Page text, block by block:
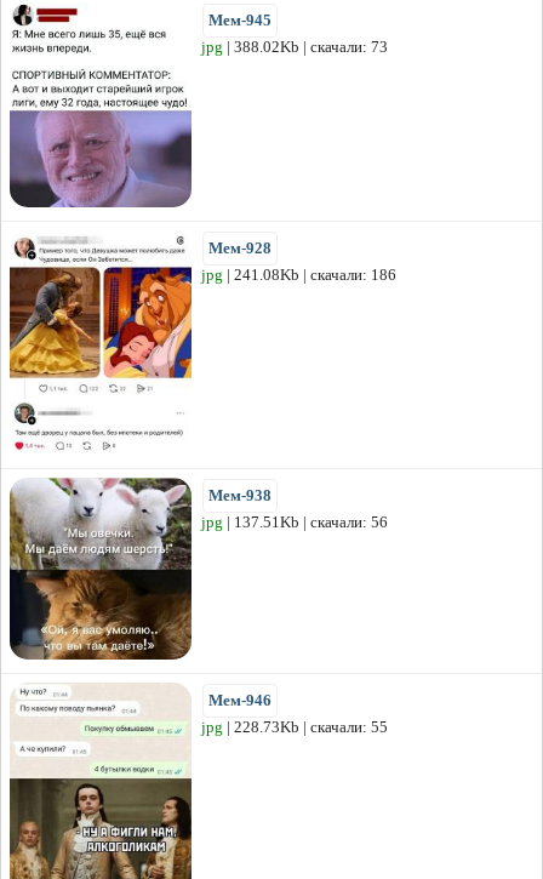
Мем-945
jpg | 388.02Kb | скачали: 73
Мем-928
jpg | 241.08Kb | скачали: 186
Мем-938
jpg | 137.51Kb | скачали: 56
Мем-946
jpg | 228.73Kb | скачали: 55